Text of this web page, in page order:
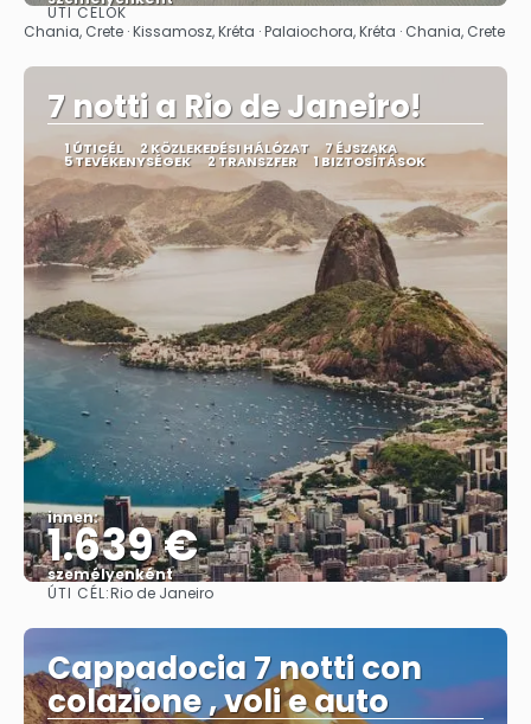
Megnézem
ÚTI CÉLOK
Chania, Crete · Kissamosz, Kréta · Palaiochora, Kréta · Chania, Crete
7 notti a Rio de Janeiro!
1 ÚTICÉL 2 KÖZLEKEDÉSI HÁLÓZAT 7 ÉJSZAKA
5 TEVÉKENYSÉGEK 2 TRANSZFER 1 BIZTOSÍTÁSOK
innen:
1.639 €
személyenként
ÚTI CÉL:Rio de Janeiro
Cappadocia 7 notti con
colazione , voli e auto